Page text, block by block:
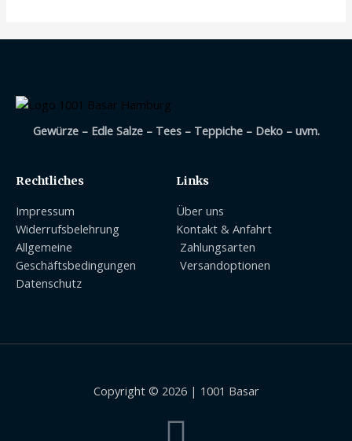
Gewürze – Edle Salze – Tees – Teppiche – Deko – uvm.
Rechtliches
Impressum
Widerrufsbelehrung
Allgemeine
Geschäftsbedingungen
Datenschutz
Links
Über uns
Kontakt & Anfahrt
Zahlungsarten
Versandoptionen
Copyright © 2026 | 1001 Basar